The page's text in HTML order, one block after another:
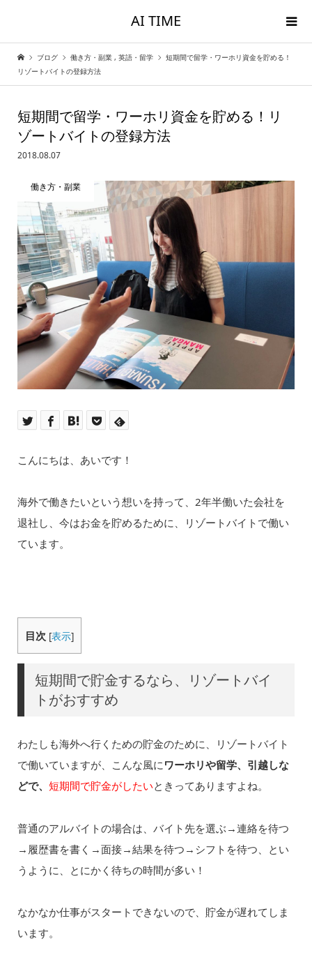
AI TIME
ブログ 働き方・副業 , 英語・留学
短期間で留学・ワーホリ資金を貯める！
リゾートバイトの登録方法
短期間で留学・ワーホリ資金を貯める！リ
ゾートバイトの登録方法
2018.08.07
働き方・副業
こんにちは、あいです！
海外で働きたいという想いを持って、2年半働いた会社を
退社し、今はお金を貯めるために、リゾートバイトで働い
ています。
目次 [表示]
短期間で貯金するなら、リゾートバイ
トがおすすめ
わたしも海外へ行くための貯金のために、リゾートバイト
で働いていますが、こんな風にワーホリや留学、引越しな
どで、 短期間で貯金がしたいときってありますよね。
普通のアルバイトの場合は、バイト先を選ぶ→連絡を待つ
→履歴書を書く→面接→結果を待つ→シフトを待つ、とい
うように、とにかく待ちの時間が多い！
なかなか仕事がスタートできないので、貯金が遅れてしま
います。